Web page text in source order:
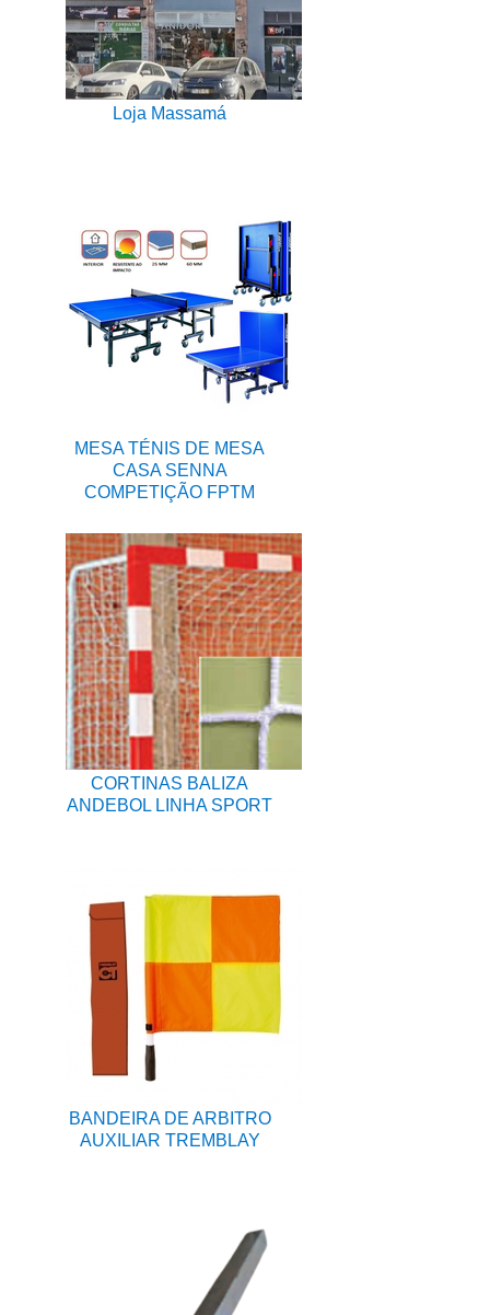
Loja Massamá
MESA TÉNIS DE MESA
CASA SENNA
COMPETIÇÃO FPTM
CORTINAS BALIZA
ANDEBOL LINHA SPORT
BANDEIRA DE ARBITRO
AUXILIAR TREMBLAY